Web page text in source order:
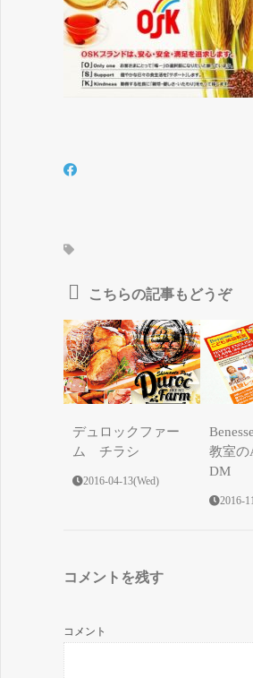
こちらの記事もどうぞ
デュロックファー
ム チラシ
2016-04-13(Wed)
教室の
DM
2016-
コメントを残す
コメント